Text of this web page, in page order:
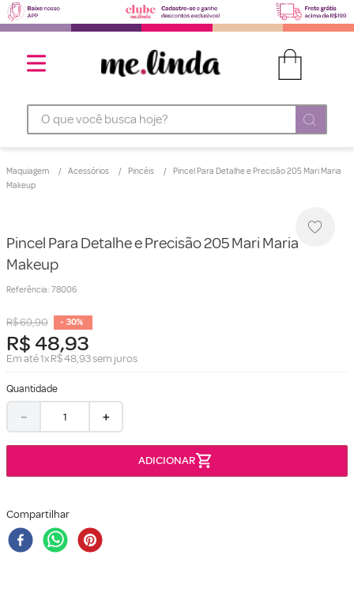
O que você busca hoje?
Maquiagem Acessórios Pincéis
Pincel Para Detalhe e Precisão 205 Mari Maria
Makeup
Pincel Para Detalhe e Precisão 205 Mari Maria
Makeup
Referência: 78006
R$69,90 - 30%
R$ 48,93
Em até1xR$48,93sem juros
Quantidade
＋
－
Compartilhar